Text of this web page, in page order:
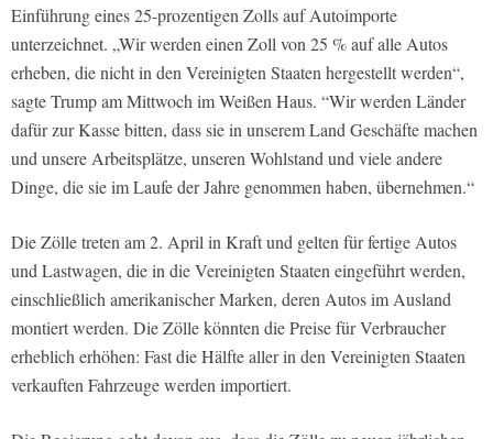
Einführung eines 25-prozentigen Zolls auf Autoimporte
unterzeichnet. „Wir werden einen Zoll von 25 % auf alle Autos
erheben, die nicht in den Vereinigten Staaten hergestellt werden“,
sagte Trump am Mittwoch im Weißen Haus. “Wir werden Länder
dafür zur Kasse bitten, dass sie in unserem Land Geschäfte machen
und unsere Arbeitsplätze, unseren Wohlstand und viele andere
Dinge, die sie im Laufe der Jahre genommen haben, übernehmen.“
Die Zölle treten am 2. April in Kraft und gelten für fertige Autos
und Lastwagen, die in die Vereinigten Staaten eingeführt werden,
einschließlich amerikanischer Marken, deren Autos im Ausland
montiert werden. Die Zölle könnten die Preise für Verbraucher
erheblich erhöhen: Fast die Hälfte aller in den Vereinigten Staaten
verkauften Fahrzeuge werden importiert.